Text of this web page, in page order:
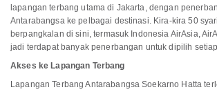
lapangan terbang utama di Jakarta, dengan
Antarabangsa ke pelbagai destinasi. Kira-kira 50
berpangkalan di sini, termasuk Indonesia AirAsia,
jadi terdapat banyak penerbangan untuk dipilih
Akses ke Lapangan Terbang
Lapangan Terbang Antarabangsa Soekarno Hatta